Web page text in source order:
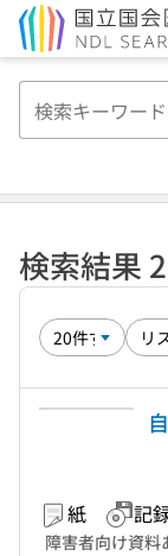
検索結果
紙 記
障害者向け資料